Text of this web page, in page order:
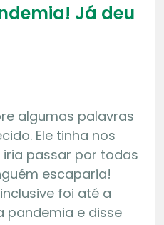
Já deu
algumas palavras
Ele tinha nos
passar por todas
escaparia!
foi até a
e disse